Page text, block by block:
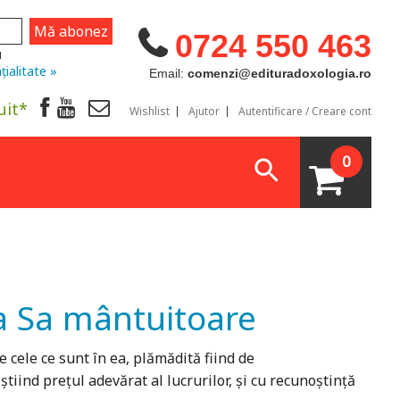
0724 550 463
Email: comenzi@edituradoxologia.ro
»
Wishlist Ajutor Autentificare / Creare cont
0
Sa mântuitoare
cele ce sunt în ea, plămădită fiind de
prețul adevărat al lucrurilor, și cu recunoștință